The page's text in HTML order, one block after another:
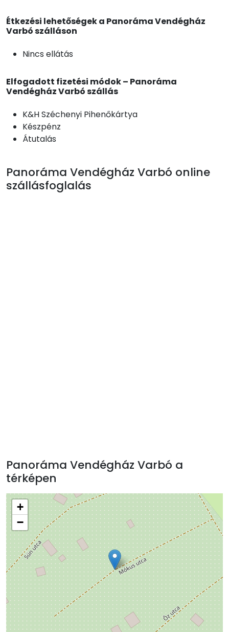
Étkezési lehetőségek a Panoráma Vendégház
Varbó szálláson
Nincs ellátás
Elfogadott fizetési módok – Panoráma
Vendégház Varbó szállás
K&H Széchenyi Pihenőkártya
Készpénz
Átutalás
Panoráma Vendégház Varbó online
szállásfoglalás
Panoráma Vendégház Varbó a
térképen
+
−